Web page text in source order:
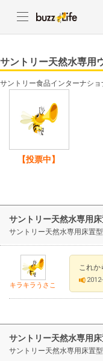
サントリー天然水専用
サントリー食品インターナシ
【投票中】
サントリー天然水専用
サントリー天然水専用床置
キラキラうさこ
これか
サントリー天然水専用
サントリー天然水専用床置